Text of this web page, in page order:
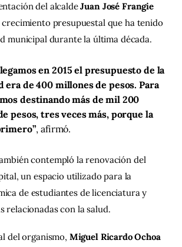
del alcalde Juan José Frangie
crecimiento presupuestal que ha tenido
municipal durante la última década.
en 2015 el presupuesto de la
era de 400 millones de pesos. Para
destinando más de mil 200
pesos, tres veces más, porque la
, afirmó.
contempló la renovación del
un espacio utilizado para la
de estudiantes de licenciatura y
relacionadas con la salud.
del organismo, Miguel Ricardo Ochoa